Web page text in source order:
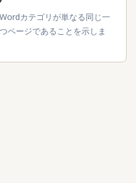
カテゴリが単なる同じ一
ページであることを示しま